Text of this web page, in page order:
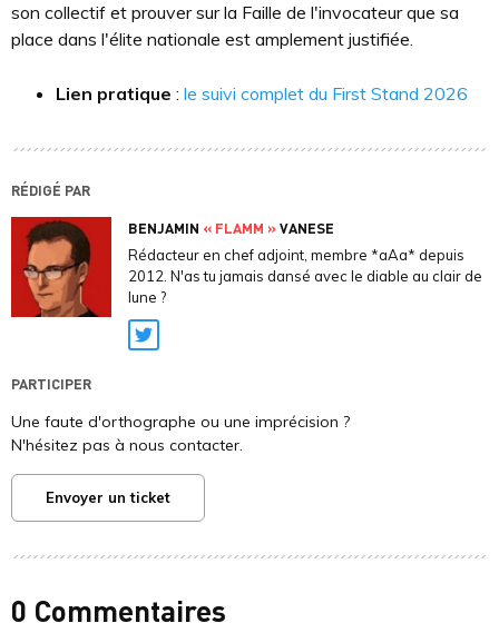
son collectif et prouver sur la Faille de l'invocateur que sa
place dans l'élite nationale est amplement justifiée.
Lien pratique : le suivi complet du First Stand 2026
RÉDIGÉ PAR
BENJAMIN « FLAMM »VANESE
Rédacteur en chef adjoint, membre *aAa* depuis
2012. N'as tu jamais dansé avec le diable au clair de
lune ?
Twitter
PARTICIPER
Une faute d'orthographe ou une imprécision ?
N'hésitez pas à nous contacter.
Envoyer un ticket
0 Commentaires